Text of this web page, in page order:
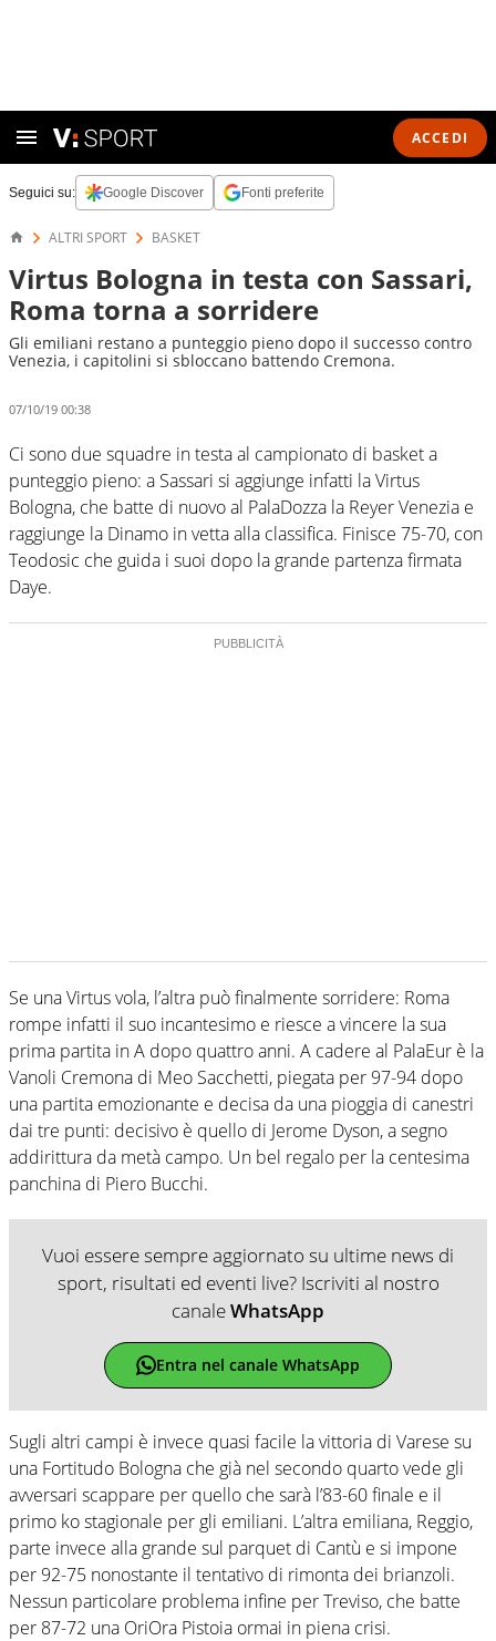
ACCEDI
Seguici su: Google Discover Fonti preferite
ALTRI SPORT BASKET
Virtus Bologna in testa con Sassari,
Roma torna a sorridere
Gli emiliani restano a punteggio pieno dopo il successo contro
Venezia, i capitolini si sbloccano battendo Cremona.
07/10/19 00:38
Ci sono due squadre in testa al campionato di basket a
punteggio pieno: a Sassari si aggiunge infatti la Virtus
Bologna, che batte di nuovo al PalaDozza la Reyer Venezia e
raggiunge la Dinamo in vetta alla classifica. Finisce 75-70, con
Teodosic che guida i suoi dopo la grande partenza firmata
Daye.
Se una Virtus vola, l’altra può finalmente sorridere: Roma
rompe infatti il suo incantesimo e riesce a vincere la sua
prima partita in A dopo quattro anni. A cadere al PalaEur è la
Vanoli Cremona di Meo Sacchetti, piegata per 97-94 dopo
una partita emozionante e decisa da una pioggia di canestri
dai tre punti: decisivo è quello di Jerome Dyson, a segno
addirittura da metà campo. Un bel regalo per la centesima
panchina di Piero Bucchi.
Vuoi essere sempre aggiornato su ultime news di
sport, risultati ed eventi live? Iscriviti al nostro
canaleWhatsApp
Entra nel canale WhatsApp
Sugli altri campi è invece quasi facile la vittoria di Varese su
una Fortitudo Bologna che già nel secondo quarto vede gli
avversari scappare per quello che sarà l’83-60 finale e il
primo ko stagionale per gli emiliani. L’altra emiliana, Reggio,
parte invece alla grande sul parquet di Cantù e si impone
per 92-75 nonostante il tentativo di rimonta dei brianzoli.
Nessun particolare problema infine per Treviso, che batte
per 87-72 una OriOra Pistoia ormai in piena crisi.